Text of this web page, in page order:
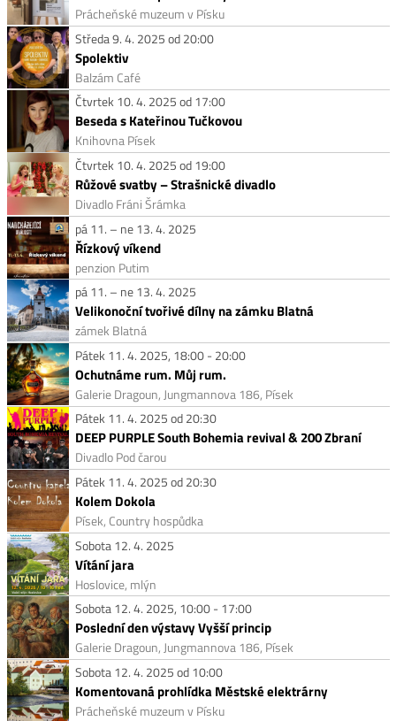
Prácheňské muzeum v Písku
Středa 9. 4. 2025 od 20:00
Spolektiv
Balzám Café
Čtvrtek 10. 4. 2025 od 17:00
Beseda s Kateřinou Tučkovou
Knihovna Písek
Čtvrtek 10. 4. 2025 od 19:00
Růžové svatby – Strašnické divadlo
Divadlo Fráni Šrámka
pá 11. – ne 13. 4. 2025
Řízkový víkend
penzion Putim
pá 11. – ne 13. 4. 2025
Velikonoční tvořivé dílny na zámku Blatná
zámek Blatná
Pátek 11. 4. 2025, 18:00 - 20:00
Ochutnáme rum. Můj rum.
Galerie Dragoun, Jungmannova 186, Písek
Pátek 11. 4. 2025 od 20:30
DEEP PURPLE South Bohemia revival & 200 Zbraní
Divadlo Pod čarou
Pátek 11. 4. 2025 od 20:30
Kolem Dokola
Písek, Country hospůdka
Sobota 12. 4. 2025
Vítání jara
Hoslovice, mlýn
Sobota 12. 4. 2025, 10:00 - 17:00
Poslední den výstavy Vyšší princip
Galerie Dragoun, Jungmannova 186, Písek
Sobota 12. 4. 2025 od 10:00
Komentovaná prohlídka Městské elektrárny
Prácheňské muzeum v Písku